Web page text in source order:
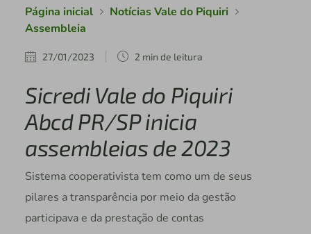
Página inicial
Notícias Vale do Piquiri
Assembleia
27/01/2023 2 min de leitura
Sicredi Vale do Piquiri
Abcd PR/SP inicia
assembleias de 2023
Sistema cooperativista tem como um de seus
pilares a transparência por meio da gestão
participava e da prestação de contas